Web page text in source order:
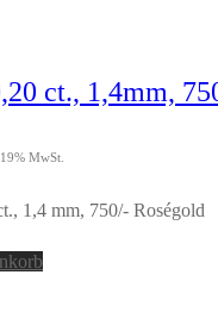
ct., 1,4mm,
MwSt.
1,4 mm, 750/- Roségold